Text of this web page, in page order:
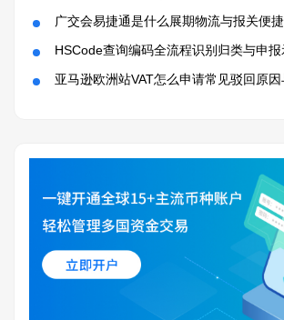
广交会易捷通是什么展期物流与报关便
HSCode查询编码全流程识别归类与申报
亚马逊欧洲站VAT怎么申请常见驳回原